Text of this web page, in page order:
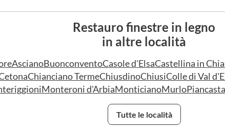
Restauro finestre in legno
in altre località
AscianoBuonconventoCasole d'ElsaCastellina in
Chianciano TermeChiusdinoChiusiColle di Val
Monteroni d'ArbiaMonticianoMurlo
Tutte le località